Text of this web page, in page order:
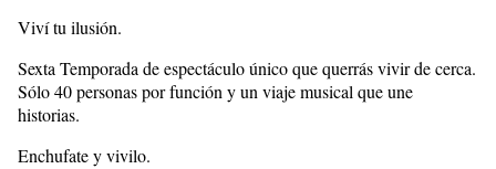
Viví tu ilusión.
Sexta Temporada de espectáculo único que querrás vivir de cerca.
Sólo 40 personas por función y un viaje musical que une
historias.
Enchufate y vivilo.